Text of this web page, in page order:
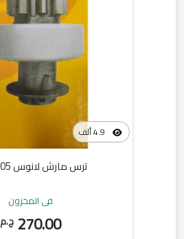
ترس مارش لانوس YMY-605
في المخزون
270.00 ج.م